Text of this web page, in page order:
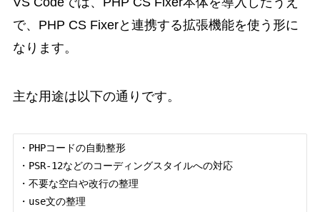
で、PHP CS Fixerと連携する拡張機能を使う形に
なります。
主な用途は以下の通りです。
・PHPコードの自動整形
・PSR-12などのコーディングスタイルへの対応
・不要な空白や改行の整理
・use文の整理